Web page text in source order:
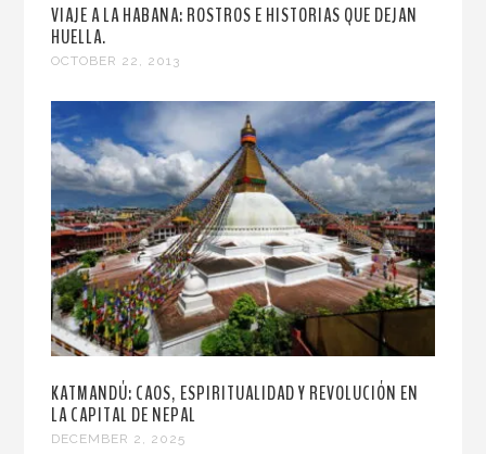
VIAJE A LA HABANA: ROSTROS E HISTORIAS QUE DEJAN
HUELLA.
OCTOBER 22, 2013
KATMANDÚ: CAOS, ESPIRITUALIDAD Y REVOLUCIÓN EN
LA CAPITAL DE NEPAL
DECEMBER 2, 2025